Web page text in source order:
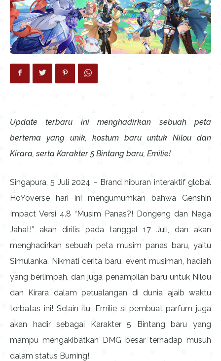
Update terbaru ini menghadirkan sebuah peta
bertema yang unik, kostum baru untuk Nilou dan
Kirara, serta Karakter 5 Bintang baru, Emilie!
Singapura, 5 Juli 2024 – Brand hiburan interaktif global
HoYoverse hari ini mengumumkan bahwa Genshin
Impact Versi 4.8 “Musim Panas?! Dongeng dan Naga
Jahat!” akan dirilis pada tanggal 17 Juli, dan akan
menghadirkan sebuah peta musim panas baru, yaitu
Simulanka. Nikmati cerita baru, event musiman, hadiah
yang berlimpah, dan juga penampilan baru untuk Nilou
dan Kirara dalam petualangan di dunia ajaib waktu
terbatas ini! Selain itu, Emilie si pembuat parfum juga
akan hadir sebagai Karakter 5 Bintang baru yang
mampu mengakibatkan DMG besar terhadap musuh
dalam status Burning!